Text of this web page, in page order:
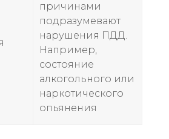
причинами
подразумевают
нарушения ПДД.
Например,
состояние
алкогольного или
наркотического
опьянения